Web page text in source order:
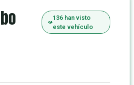
136 han visto
este vehículo